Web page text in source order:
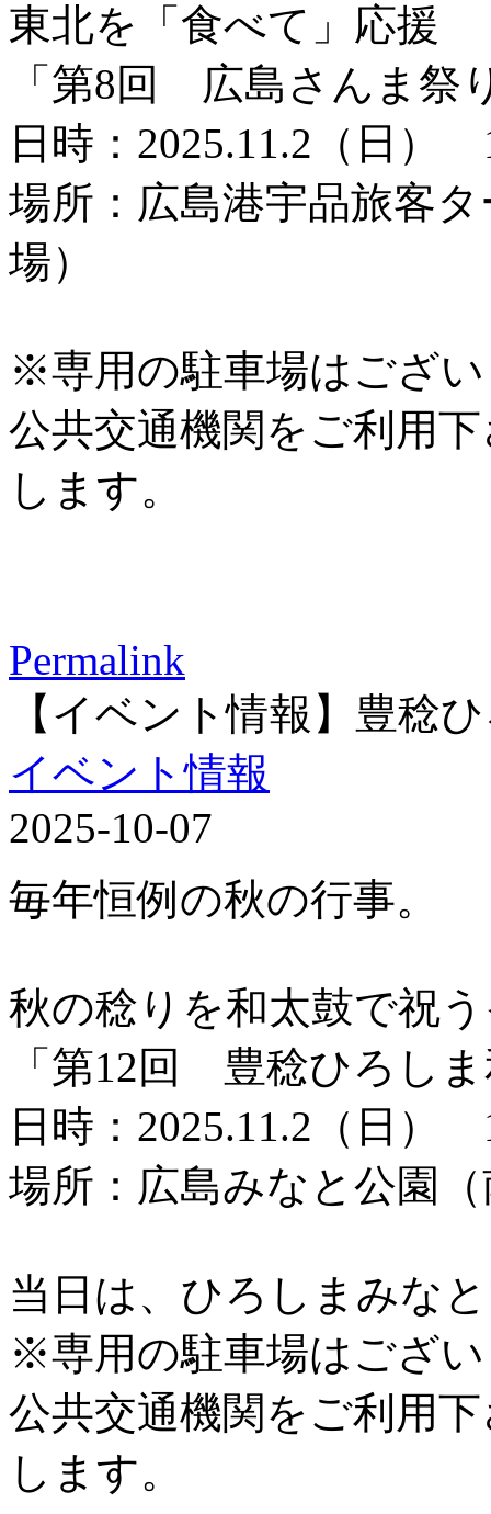
東北を「食べて」応援
「第8回 広島さんま祭
日時：2025.11.2（日）
場所：広島港宇品旅客
場）
※専用の駐車場はござ
公共交通機関をご利用
します。
Permalink
【イベント情報】豊稔
イベント情報
2025-10-07
毎年恒例の秋の行事。
秋の稔りを和太鼓で祝
「第12回 豊稔ひろし
日時：2025.11.2（日）
場所：広島みなと公園
当日は、ひろしまみな
※専用の駐車場はござ
公共交通機関をご利用
します。